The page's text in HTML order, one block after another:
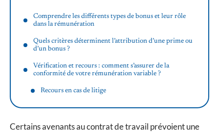
Comprendre les différents types de bonus et leur rôle
dans la rémunération
Quels critères déterminent l’attribution d’une prime ou
d’un bonus ?
Vérification et recours : comment s’assurer de la
conformité de votre rémunération variable ?
Recours en cas de litige
Certains avenants au contrat de travail prévoient une